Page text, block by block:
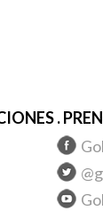
.